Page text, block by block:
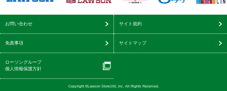
お問い合わせ サイト規約
免責事項 サイトマップ
ローソングループ
個人情報保護方針
Copyright ©Lawson Store100, Inc. All Rights Reserved.